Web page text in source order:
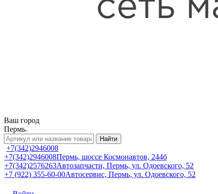
Ваш город
Пермь
Найти
+7(342)2946008
+7(342)2946008Пермь, шоссе Космонавтов, 244б
+7(342)2576263Автозапчасти, Пермь, ул. Одоевского, 52
+7 (922) 355-60-00Автосервис, Пермь, ул. Одоевского, 52